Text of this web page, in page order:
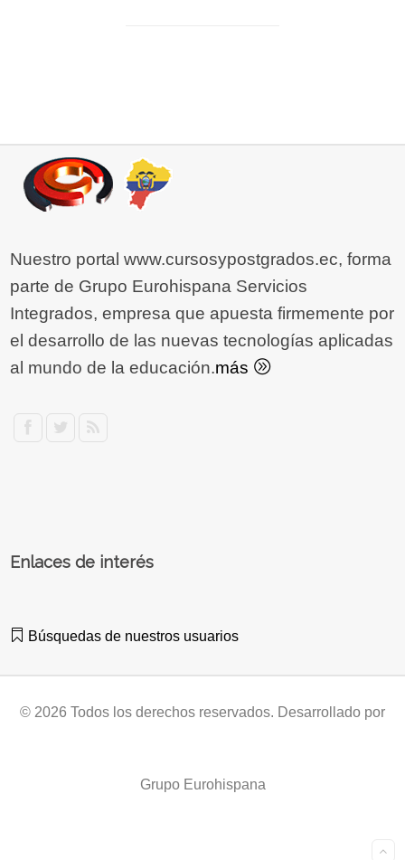
Nuestro portal www.cursosypostgrados.ec, forma
parte de Grupo Eurohispana Servicios
Integrados, empresa que apuesta firmemente por
el desarrollo de las nuevas tecnologías aplicadas
al mundo de la educación.más
Enlaces de interés
Búsquedas de nuestros usuarios
© 2026 Todos los derechos reservados. Desarrollado por
Grupo Eurohispana